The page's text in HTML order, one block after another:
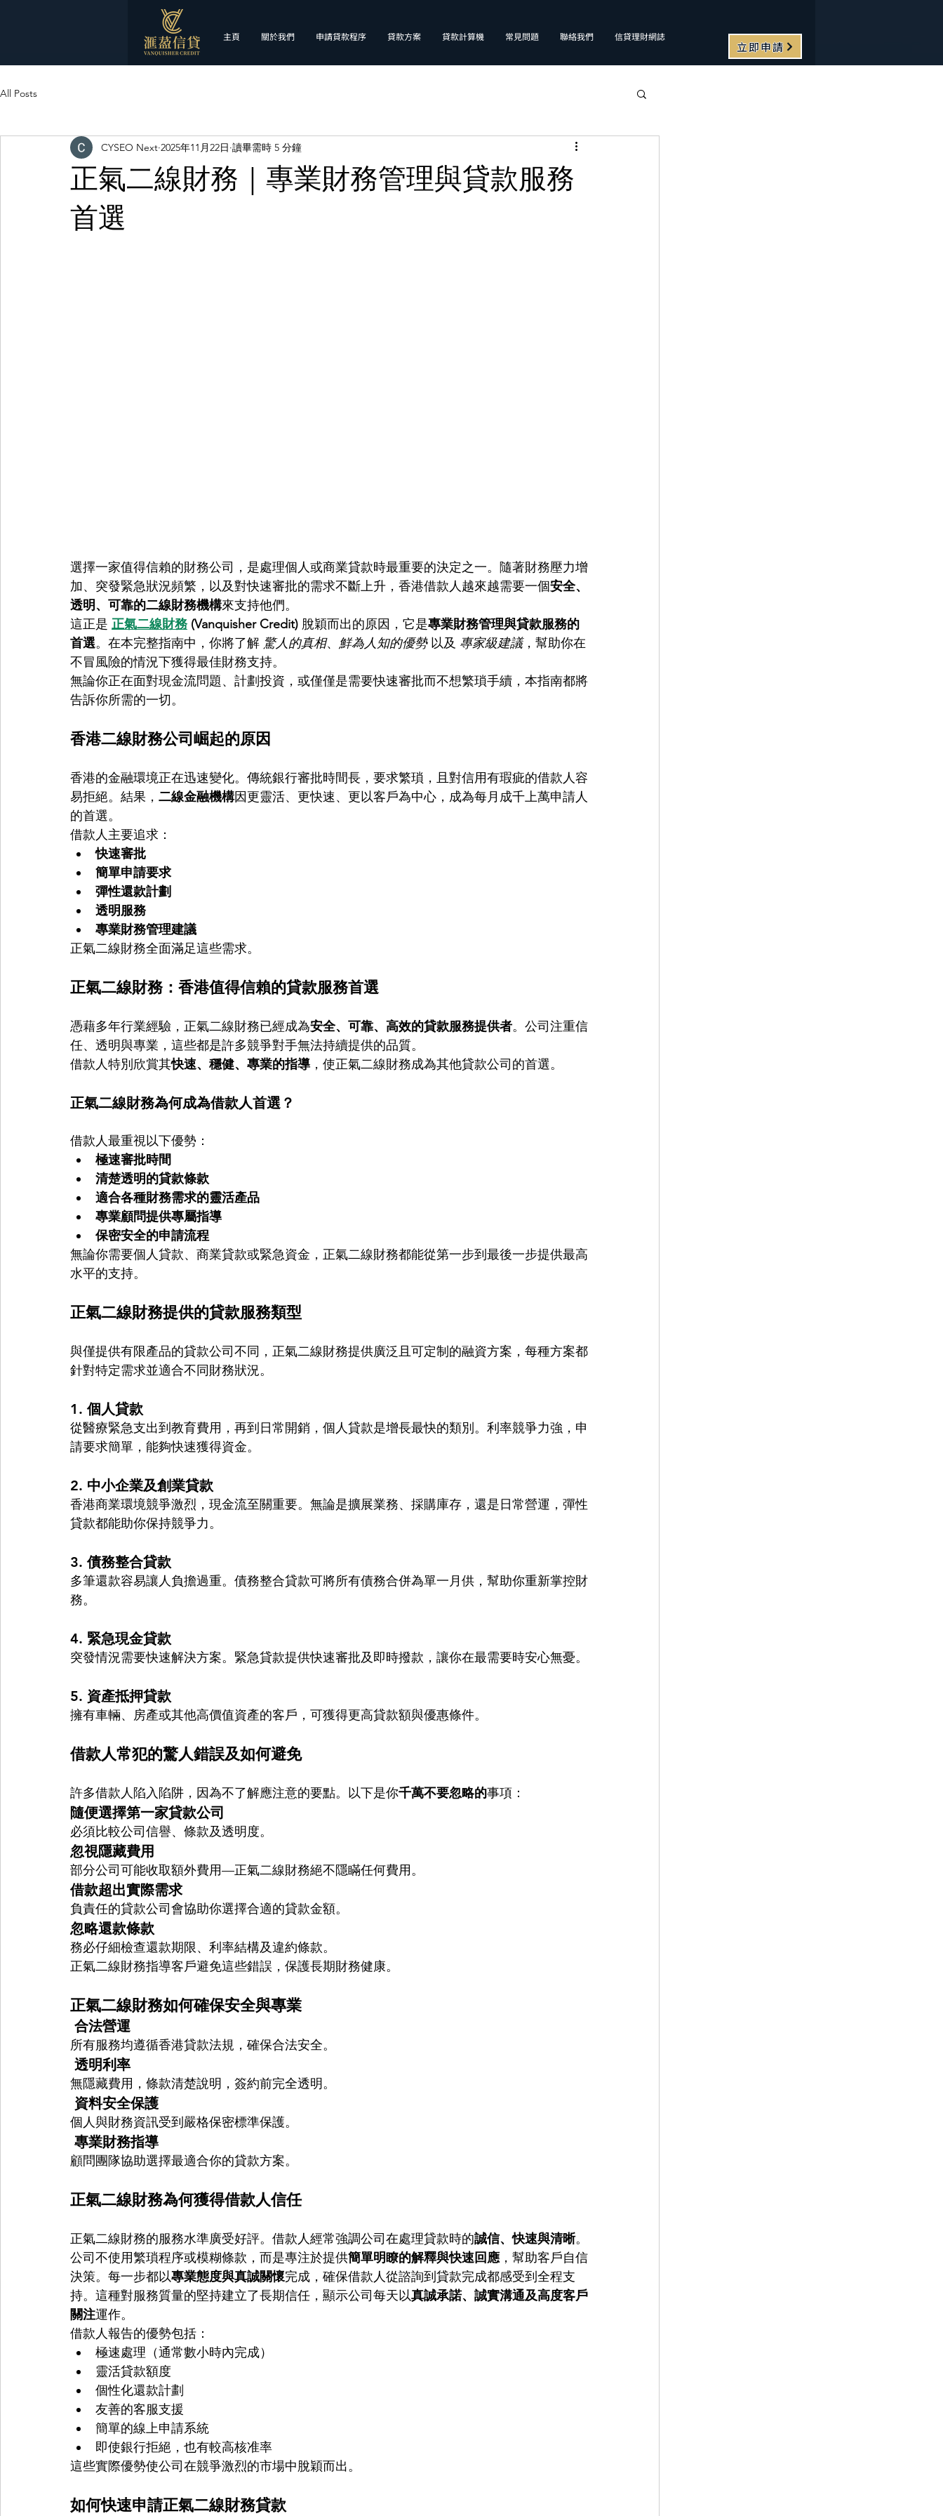
主頁 關於我們 申請貸款程序 貸款方案 貸款計算機 常見問題 聯絡我們 信貸理財網誌
立即申請
All Posts
正氣二線財務｜專業財務管理與貸款服務
首選
CYSEO Next 2025年11月22日 讀畢需時 5 分鐘
選擇一家值得信賴的財務公司，是處理個人或商業貸款時最重要的決定之一。隨著財務壓力增
加、突發緊急狀況頻繁，以及對快速審批的需求不斷上升，香港借款人越來越需要一個安全、
透明、可靠的二線財務機構來支持他們。
這正是 正氣二線財務 (Vanquisher Credit) 脫穎而出的原因，它是專業財務管理與貸款服務的
首選。在本完整指南中，你將了解 驚人的真相、 鮮為人知的優勢 以及 專家級建議，幫助你在
不冒風險的情況下獲得最佳財務支持。
無論你正在面對現金流問題、計劃投資，或僅僅是需要快速審批而不想繁瑣手續，本指南都將
告訴你所需的一切。
香港二線財務公司崛起的原因
香港的金融環境正在迅速變化。傳統銀行審批時間長，要求繁瑣，且對信用有瑕疵的借款人容
易拒絕。結果， 二線金融機構因更靈活、更快速、更以客戶為中心，成為每月成千上萬申請人
的首選。
借款人主要追求：
快速審批
簡單申請要求
彈性還款計劃
透明服務
專業財務管理建議
正氣二線財務全面滿足這些需求。
正氣二線財務：香港值得信賴的貸款服務首選
憑藉多年行業經驗，正氣二線財務已經成為安全、可靠、高效的貸款服務提供者。公司注重信
任、透明與專業，這些都是許多競爭對手無法持續提供的品質。
借款人特別欣賞其快速、穩健、專業的指導 ，使正氣二線財務成為其他貸款公司的首選。
正氣二線財務為何成為借款人首選？
借款人最重視以下優勢：
極速審批時間
清楚透明的貸款條款
適合各種財務需求的靈活產品
專業顧問提供專屬指導
保密安全的申請流程
無論你需要個人貸款、商業貸款或緊急資金，正氣二線財務都能從第一步到最後一步提供最高
水平的支持。
正氣二線財務提供的貸款服務類型
與僅提供有限產品的貸款公司不同，正氣二線財務提供廣泛且可定制的融資方案，每種方案都
針對特定需求並適合不同財務狀況。
1. 個人貸款
從醫療緊急支出到教育費用，再到日常開銷，個人貸款是增長最快的類別。利率競爭力強，申
請要求簡單，能夠快速獲得資金。
2. 中小企業及創業貸款
香港商業環境競爭激烈，現金流至關重要。無論是擴展業務、採購庫存，還是日常營運，彈性
貸款都能助你保持競爭力。
3. 債務整合貸款
多筆還款容易讓人負擔過重。債務整合貸款可將所有債務合併為單一月供，幫助你重新掌控財
務。
4. 緊急現金貸款
突發情況需要快速解決方案。緊急貸款提供快速審批及即時撥款，讓你在最需要時安心無憂。
5. 資產抵押貸款
擁有車輛、房產或其他高價值資產的客戶，可獲得更高貸款額與優惠條件。
借款人常犯的驚人錯誤及如何避免
許多借款人陷入陷阱，因為不了解應注意的要點。以下是你千萬不要忽略的事項：
隨便選擇第一家貸款公司
必須比較公司信譽、條款及透明度。
忽視隱藏費用
部分公司可能收取額外費用—正氣二線財務絕不隱瞞任何費用。
借款超出實際需求
負責任的貸款公司會協助你選擇合適的貸款金額。
忽略還款條款
務必仔細檢查還款期限、利率結構及違約條款。
正氣二線財務指導客戶避免這些錯誤，保護長期財務健康。
正氣二線財務如何確保安全與專業
合法營運
所有服務均遵循香港貸款法規，確保合法安全。
透明利率
無隱藏費用，條款清楚說明，簽約前完全透明。
資料安全保護
個人與財務資訊受到嚴格保密標準保護。
專業財務指導
顧問團隊協助選擇最適合你的貸款方案。
正氣二線財務為何獲得借款人信任
正氣二線財務的服務水準廣受好評。借款人經常強調公司在處理貸款時的誠信、快速與清晰。
公司不使用繁瑣程序或模糊條款，而是專注於提供簡單明瞭的解釋與快速回應 ，幫助客戶自信
決策。每一步都以專業態度與真誠關懷完成，確保借款人從諮詢到貸款完成都感受到全程支
持。這種對服務質量的堅持建立了長期信任，顯示公司每天以真誠承諾、誠實溝通及高度客戶
關注運作。
借款人報告的優勢包括：
極速處理（通常數小時內完成）
靈活貸款額度
個性化還款計劃
友善的客服支援
簡單的線上申請系統
即使銀行拒絕，也有較高核准率
這些實際優勢使公司在競爭激烈的市場中脫穎而出。
如何快速申請正氣二線財務貸款